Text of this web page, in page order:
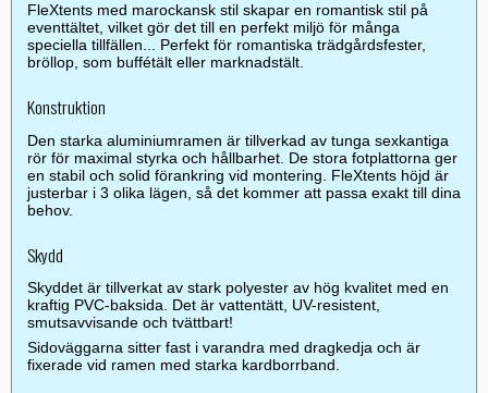
FleXtents med marockansk stil skapar en romantisk stil på
eventtältet, vilket gör det till en perfekt miljö för många
speciella tillfällen... Perfekt för romantiska trädgårdsfester,
bröllop, som buffétält eller marknadstält.
Konstruktion
Den starka aluminiumramen är tillverkad av tunga sexkantiga
rör för maximal styrka och hållbarhet. De stora fotplattorna ger
en stabil och solid förankring vid montering. FleXtents höjd är
justerbar i 3 olika lägen, så det kommer att passa exakt till dina
behov.
Skydd
Skyddet är tillverkat av stark polyester av hög kvalitet med en
kraftig PVC-baksida. Det är vattentätt, UV-resistent,
smutsavvisande och tvättbart!
Sidoväggarna sitter fast i varandra med dragkedja och är
fixerade vid ramen med starka kardborrband.